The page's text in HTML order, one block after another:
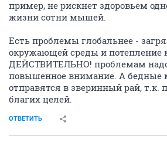
ОТВЕТИТЬ
СЕЙЧАС ЧИТАЮТ
Ферма стропил.Просьба дополнить
3362 3
Дискус плюс (Т. Снежиной, 33-38